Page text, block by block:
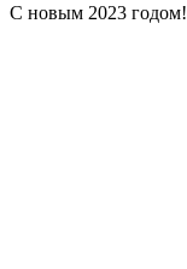
С новым 2023 годом!